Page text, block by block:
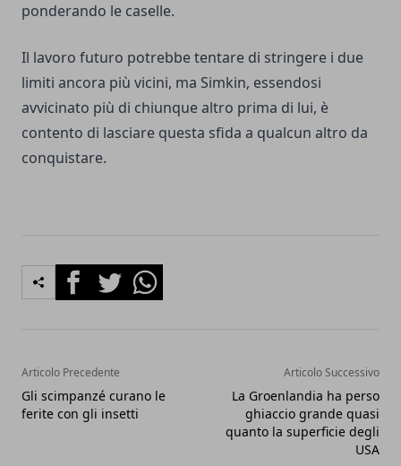
ponderando le caselle.
Il lavoro futuro potrebbe tentare di stringere i due
limiti ancora più vicini, ma Simkin, essendosi
avvicinato più di chiunque altro prima di lui, è
contento di lasciare questa sfida a qualcun altro da
conquistare.
FacebookTwitterWhatsapp
Articolo Precedente
Gli scimpanzé curano le
ferite con gli insetti
Articolo Successivo
La Groenlandia ha perso
ghiaccio grande quasi
quanto la superficie degli
USA